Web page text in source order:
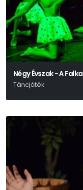
Négy Évszak - A Falka
Táncjáték